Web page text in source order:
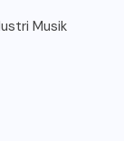
Musik